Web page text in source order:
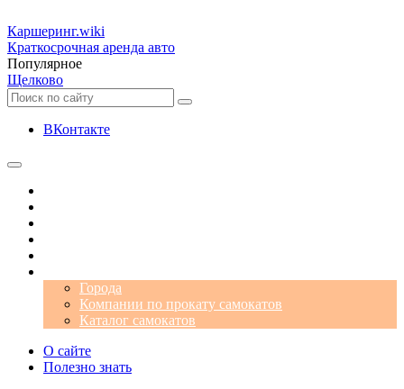
Каршеринг.wiki
Краткосрочная аренда авто
Популярное
Щелково
ВКонтакте
Города
Компании по прокату самокатов
Каталог самокатов
О сайте
Полезно знать